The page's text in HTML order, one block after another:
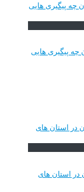
پیگیری هایی
در استان های